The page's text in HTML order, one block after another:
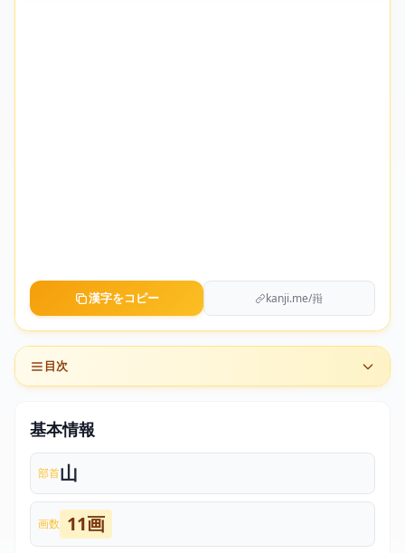
漢字をコピー kanji.me/㟛
目次
基本情報
部首山
画数 11画